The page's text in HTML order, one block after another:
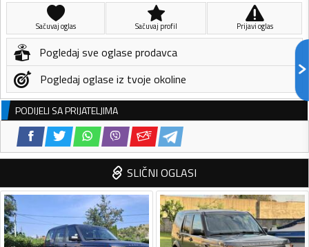
Sačuvaj oglas Sačuvaj profil Prijavi oglas
Pogledaj sve oglase prodavca
Pogledaj oglase iz tvoje okoline
PODIJELI SA PRIJATELJIMA
SLIČNI OGLASI